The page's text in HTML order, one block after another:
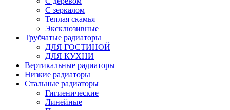
С зеркалом
Теплая скамья
Эксклюзивные
Трубчатые радиаторы
ДЛЯ ГОСТИНОЙ
ДЛЯ КУХНИ
Вертикальные радиаторы
Низкие радиаторы
Стальные радиаторы
Гигиенические
Линейные